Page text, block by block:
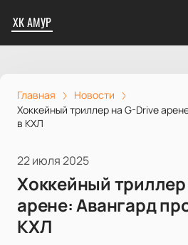
ХК АМУР
Главная
Новости
Хоккейный триллер на G-Drive
в КХЛ
22 июля 2025
Хоккейный
арене: Авангард
КХЛ